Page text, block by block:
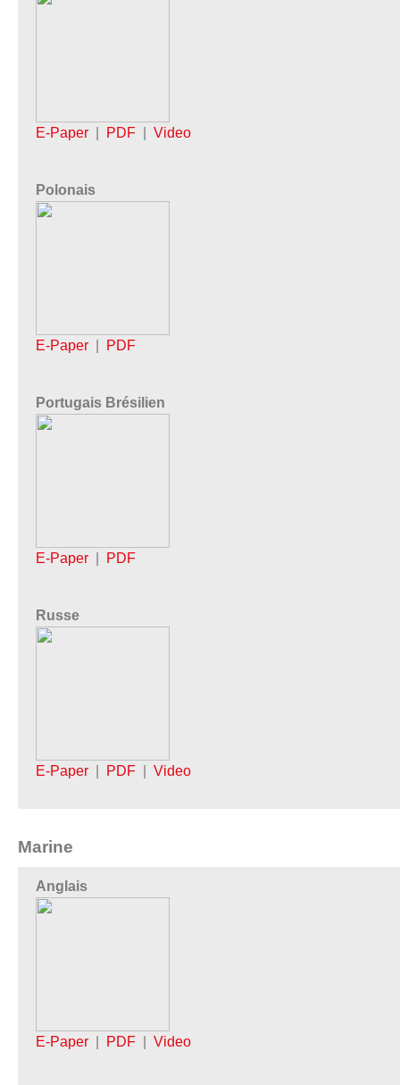
E-Paper PDF Video
Polonais
E-Paper PDF
Portugais Brésilien
E-Paper PDF
Russe
E-Paper PDF Video
Marine
Anglais
E-Paper PDF Video